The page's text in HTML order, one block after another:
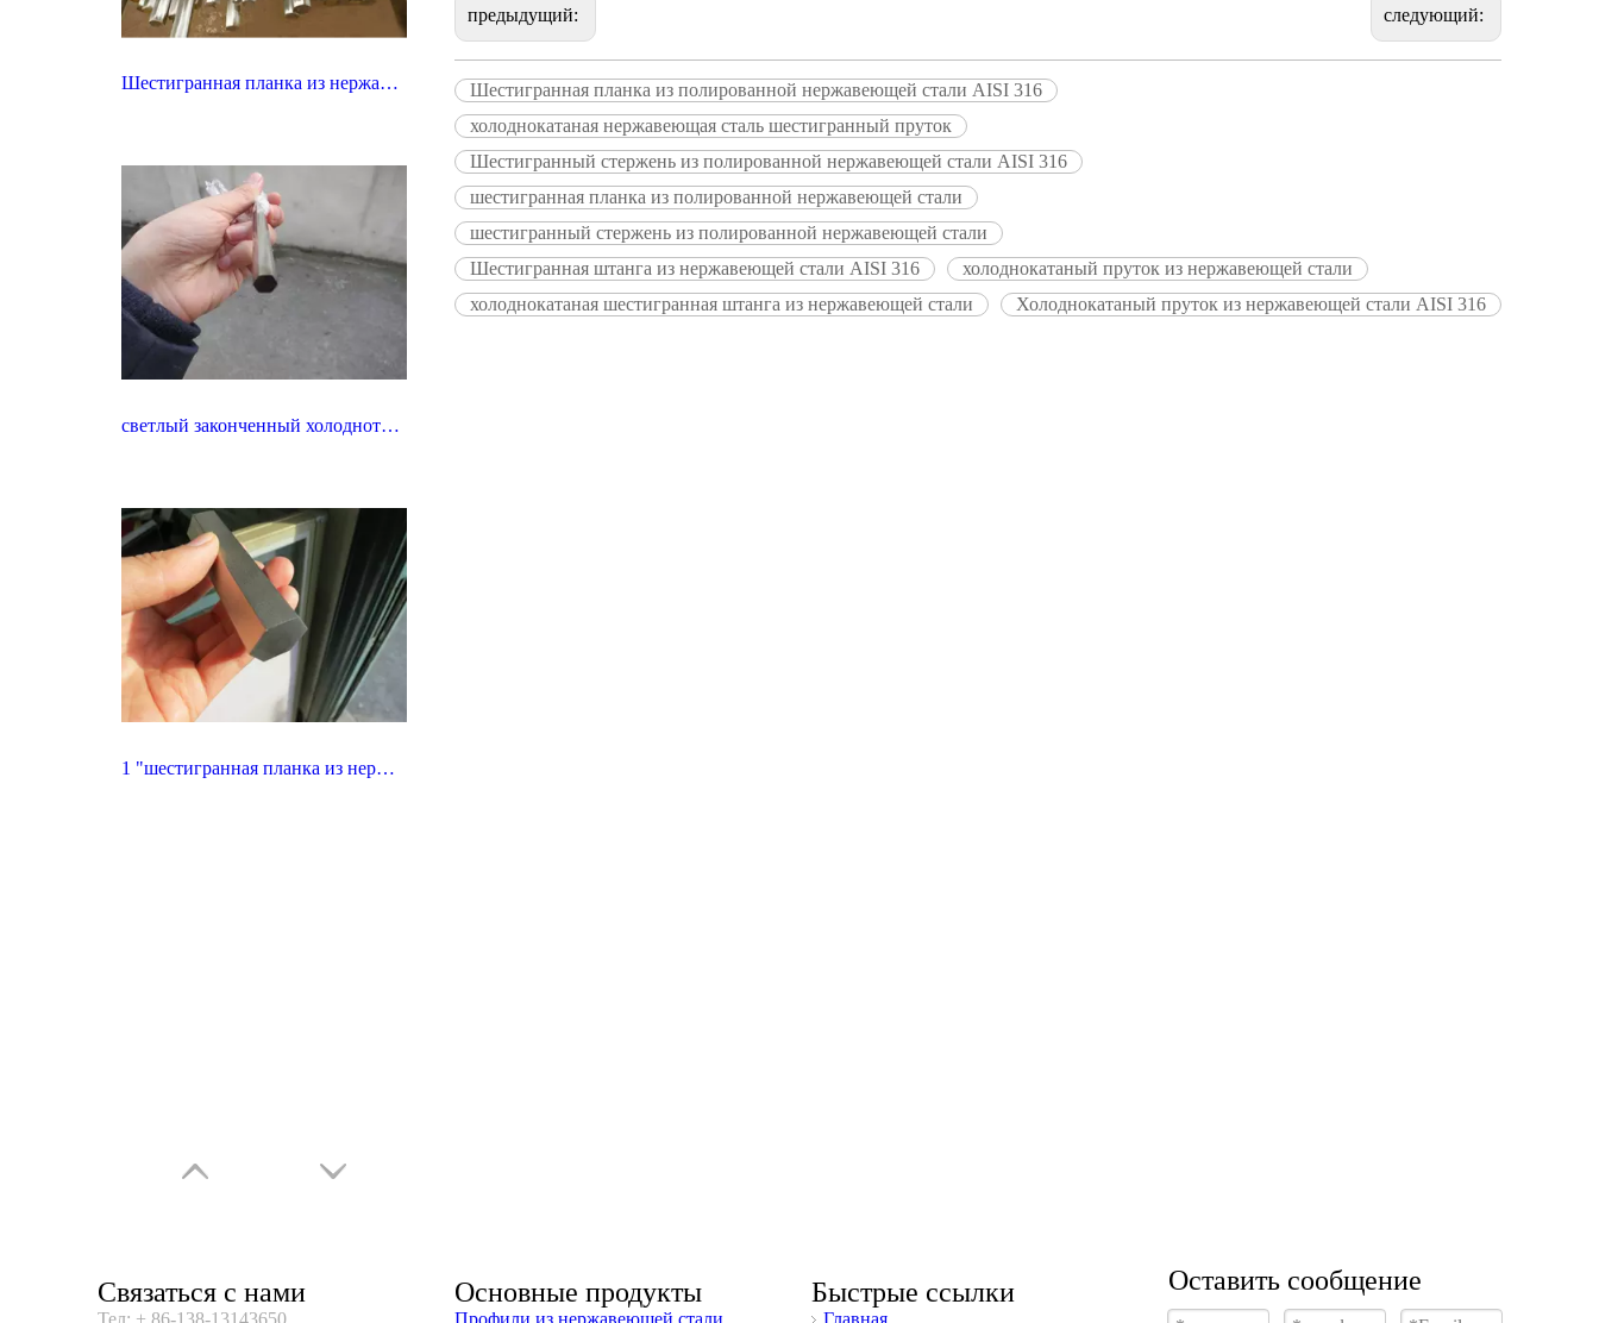
Шестигранная планка из нержавеющей стали AISI 304
светлый законченный холоднотянутый нержавеющий стальной гексагональный бар
1 "шестигранная планка из нержавеющей стали холодного волочения
предыдущий: следующий:
Шестигранная планка из полированной нержавеющей стали AISI 316
холоднокатаная нержавеющая сталь шестигранный пруток
Шестигранный стержень из полированной нержавеющей стали AISI 316
шестигранная планка из полированной нержавеющей стали
шестигранный стержень из полированной нержавеющей стали
Шестигранная штанга из нержавеющей стали AISI 316
холоднокатаный пруток из нержавеющей стали
холоднокатаная шестигранная штанга из нержавеющей стали
Холоднокатаный пруток из нержавеющей стали AISI 316
Связаться с нами
Тел: + 86-138-13143650
Основные продукты
Профили из нержавеющей стали
Быстрые ссылки
Главная
Оставить сообщение